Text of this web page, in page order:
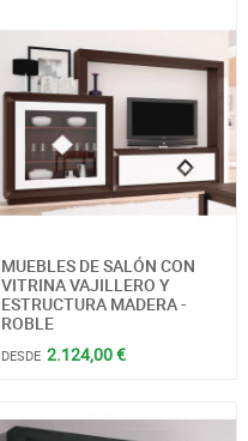
MUEBLES DE SALÓN CON
VITRINA VAJILLERO Y
ESTRUCTURA MADERA -
ROBLE
DESDE 2.124,00 €